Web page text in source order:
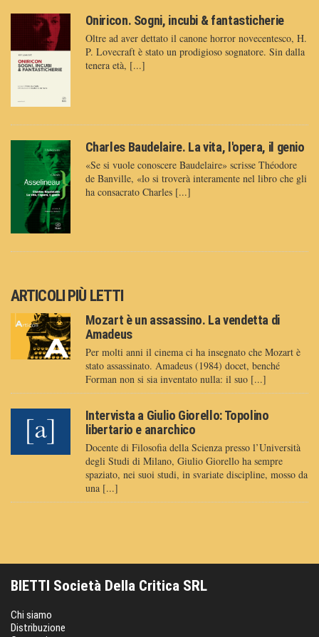
Oniricon. Sogni, incubi & fantasticherie
Oltre ad aver dettato il canone horror novecentesco, H.
P. Lovecraft è stato un prodigioso sognatore. Sin dalla
tenera età, [...]
Charles Baudelaire. La vita, l'opera, il genio
«Se si vuole conoscere Baudelaire» scrisse Théodore
de Banville, «lo si troverà interamente nel libro che gli
ha consacrato Charles [...]
ARTICOLI PIÙ LETTI
Mozart è un assassino. La vendetta di
Amadeus
Per molti anni il cinema ci ha insegnato che Mozart è
stato assassinato. Amadeus (1984) docet, benché
Forman non si sia inventato nulla: il suo [...]
Intervista a Giulio Giorello: Topolino
libertario e anarchico
Docente di Filosofia della Scienza presso l’Università
degli Studi di Milano, Giulio Giorello ha sempre
spaziato, nei suoi studi, in svariate discipline, mosso da
una [...]
BIETTI Società Della Critica SRL
Chi siamo
Distribuzione